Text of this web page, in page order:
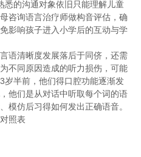
悉的沟通对象依旧只能理解儿童
咨询语言治疗师做构音评估，确
影响孩子进入小学后的互动与学
语清晰度发展落后于同侪，还需
不同原因造成的听力损伤，可能
岁半前，他们得口腔功能逐渐发
他们是从对话中听取每个词的语
模仿后习得如何发出正确语音。
照表